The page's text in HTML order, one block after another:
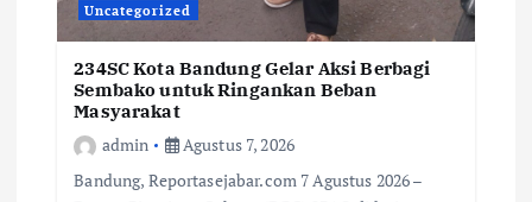
Uncategorized
234SC Kota Bandung Gelar Aksi Berbagi
Sembako untuk Ringankan Beban
Masyarakat
admin
Agustus 7, 2026
Bandung, Reportasejabar.com 7 Agustus 2026 –